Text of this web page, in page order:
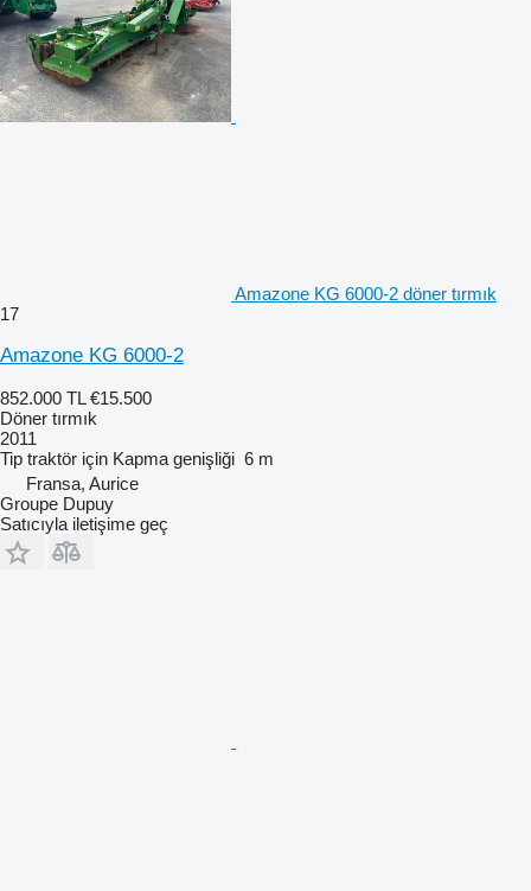
Amazone KG 6000-2 döner tırmık
17
Amazone KG 6000-2
852.000 TL €15.500
Döner tırmık
2011
Tip traktör için Kapma genişliği 6 m
Fransa, Aurice
Groupe Dupuy
Satıcıyla iletişime geç